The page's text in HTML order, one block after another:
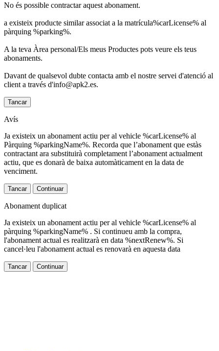
No és possible contractar aquest abonament.
a existeix producte similar associat a la matrícula%carLicense% al
pàrquing %parking%.
A la teva Àrea personal/Els meus Productes pots veure els teus
abonaments.
Davant de qualsevol dubte contacta amb el nostre servei d'atenció al
client a través d'info@apk2.es.
Tancar
Avís
Ja existeix un abonament actiu per al vehicle %carLicense% al
Pàrquing %parkingName%. Recorda que l’abonament que estàs
contractant ara substituirà completament l’abonament actualment
actiu, que es donarà de baixa automàticament en la data de
venciment.
Tancar Continuar
Abonament duplicat
Ja existeix un abonament actiu per al vehicle %carLicense% al
pàrquing %parkingName% . Si continueu amb la compra,
l'abonament actual es realitzarà en data %nextRenew%. Si
cancel·leu l'abonament actual es renovarà en aquesta data
Tancar Continuar